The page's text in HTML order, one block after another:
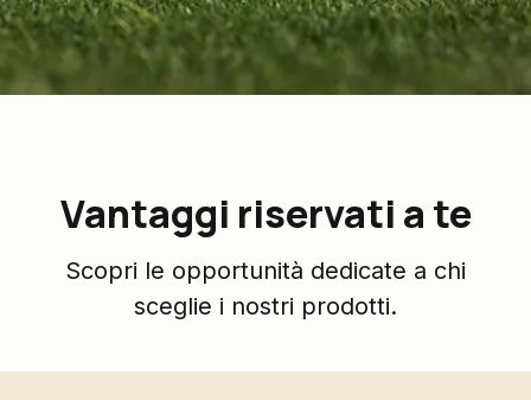
Vantaggi riservati a te
Scopri le opportunità dedicate a chi
sceglie i nostri prodotti.